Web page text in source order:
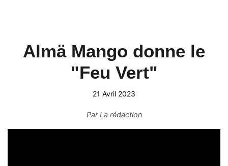
Almä Mango donne le
"Feu Vert"
21 Avril 2023
ParLa rédaction